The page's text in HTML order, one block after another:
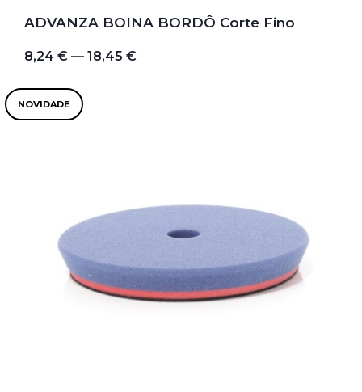
ADVANZA BOINA BORDÔ Corte Fino
8,24 € — 18,45 €
NOVIDADE